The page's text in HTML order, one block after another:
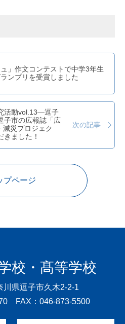
ュ」作文コンテストで中学3年生
ンプリを受賞しました
活動vol.13―逗子
子市の広報誌「広
減災プロジェク
きました！
次の記事
プページ
校・髙等学校
川県逗子市久木2-2-1
FAX：046-873-5500